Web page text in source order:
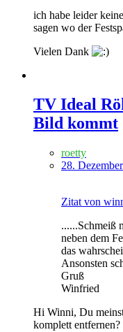
ich habe leider
sagen wo der
Vielen Dank
TV Ideal
Bild kommt
roetty
28.
Zitat von
......Schmeiß
neben dem
das
Ansonsten
Gruß
Winfried
Hi Winni, Du
komplett entfernen?